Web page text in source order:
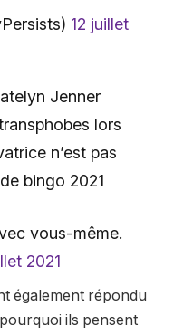
12 juillet
Jenner
lors
n’est pas
bingo 2021
vous-même.
2021
également répondu
ils pensent